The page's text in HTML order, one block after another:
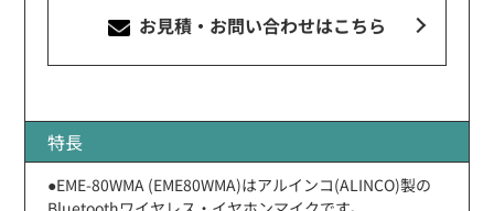
お見積・お問い合わせはこちら
特長
●EME-80WMA (EME80WMA)はアルインコ(ALINCO)製の